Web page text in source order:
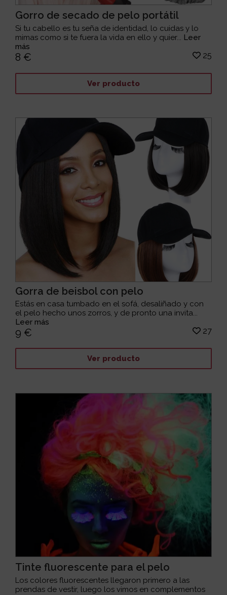
Gorro de secado de pelo portátil
Si tu cabello es tu seña de identidad, lo cuidas y lo
mimas como si te fuera la vida en ello y quier... Leer
más
8 € 25
Ver producto
Gorra de beisbol con pelo
Estás en casa tumbado en el sofá, desaliñado y con
el pelo hecho unos zorros, y de pronto una invita...
Leer más
9 € 27
Ver producto
Tinte fluorescente para el pelo
Los colores fluorescentes llegaron primero a las
prendas de vestir, luego los vimos en complementos